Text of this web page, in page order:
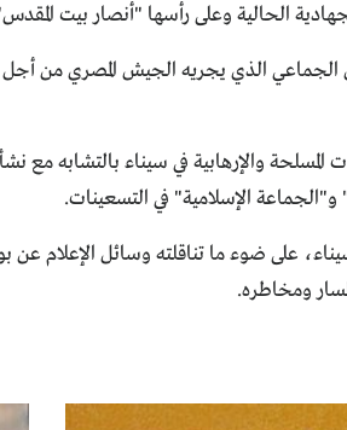
الحالية وعلى رأسها "أنصار بيت
القسري الجماعي الذي يجريه الجيش
نشأة الجماعات المسلحة والإرهابية في سيناء
الإسلامية" في التسعينات.
في سيناء، على ضوء ما تناقلته وسائل
ومخاطره.